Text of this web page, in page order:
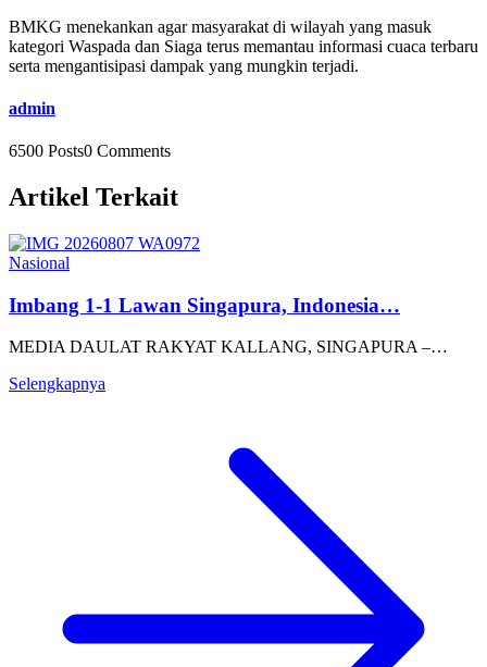
BMKG menekankan agar masyarakat di wilayah yang masuk
kategori Waspada dan Siaga terus memantau informasi cuaca terbaru
serta mengantisipasi dampak yang mungkin terjadi.
admin
6500 Posts0 Comments
Artikel Terkait
Nasional
Imbang 1-1 Lawan Singapura, Indonesia…
MEDIA DAULAT RAKYAT KALLANG, SINGAPURA –…
Selengkapnya